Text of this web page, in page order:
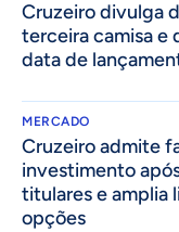
Cruzeiro divulga
terceira camisa e
data de
MERCADO
Cruzeiro admite
investimento
titulares e amplia
opções